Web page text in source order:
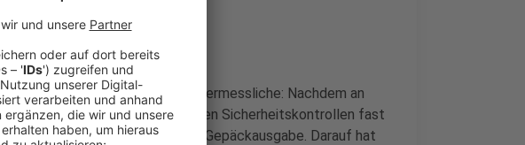
doch gleich ins Unermessliche: Nachdem an
Wochen lange Schlangen an den Sicherheitskontrollen fast
noch riesige Probleme bei der Gepäckausgabe. Darauf hat